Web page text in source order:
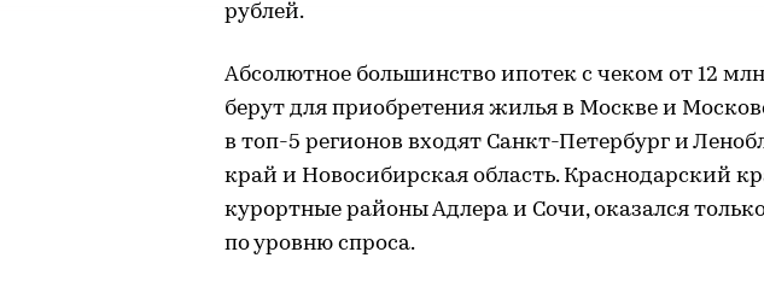
рублей.
Абсолютное большинство ипотек с чеком от 12
берут для приобретения жилья в Москве и
в топ-5 регионов входят Санкт-Петербург и
край и Новосибирская область. Краснодарский
курортные районы Адлера и Сочи, оказался
по уровню спроса.